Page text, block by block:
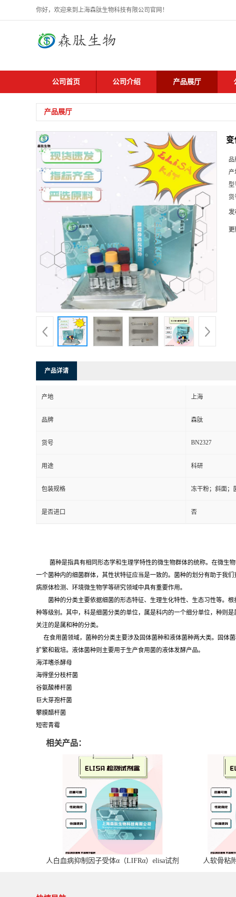
你好，欢迎来到上海森肽生物科技有限公司官网！
公司首页 公司介绍 产品展厅
产品展厅
变
品
产
型
货
发
更
产品详请
产地 上海
品牌 森肽
货号 BN2327
用途 科研
包装规格 冻干粉；斜面；
是否进口 否
菌种是指具有相同形态学和生理学特性的微生物群体的统称。在微生物
一个菌种内的细菌群体，其性状特征应当是一致的。菌种的划分有助于我
病原体检测、环境微生物学等研究领域中具有重要作用。
菌种的分类主要依据细菌的形态特征、生理生化特性、生态习性等。根
种等级别。其中，科是细菌分类的单位，属是科内的一个细分单位，种则
关注的是属和种的分类。
在食用菌领域，菌种的分类主要涉及固体菌种和液体菌种两大类。固体
扩繁和栽培。液体菌种则主要用于生产食用菌的液体发酵产品。
海洋嗜杀酵母
海得堡分枝杆菌
谷氨酸棒杆菌
巨大芽孢杆菌
攀膜醋杆菌
短密青霉
相关产品：
人白血病抑制因子受体α（LIFRα）elisa试剂
人软骨粘